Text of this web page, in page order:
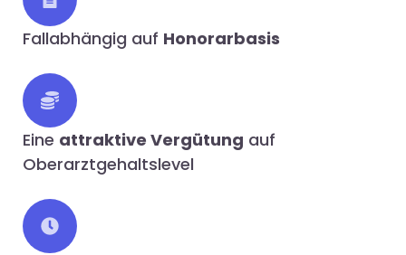
Fallabhängig auf Honorarbasis
Eine attraktive Vergütung auf
Oberarztgehaltslevel